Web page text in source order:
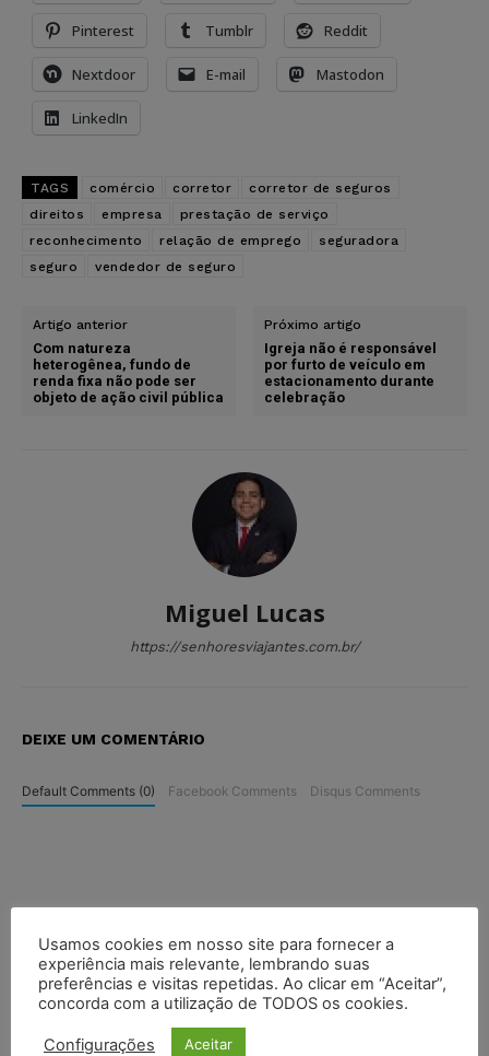
Pinterest Tumblr Reddit
Nextdoor E-mail Mastodon
LinkedIn
TAGS comércio corretor
corretor de seguros
direitos
empresa
prestação de serviço
reconhecimento
relação de emprego
seguradora
seguro
vendedor de seguro
Artigo anterior
Com natureza
heterogênea, fundo de
renda fixa não pode ser
objeto de ação civil pública
Próximo artigo
Igreja não é responsável
por furto de veículo em
estacionamento durante
celebração
Miguel Lucas
https://senhoresviajantes.com.br/
DEIXE UM COMENTÁRIO
Default Comments (0) Facebook Comments Disqus Comments
Usamos cookies em nosso site para fornecer a
experiência mais relevante, lembrando suas
preferências e visitas repetidas. Ao clicar em “Aceitar”,
concorda com a utilização de TODOS os cookies.
Configurações Aceitar